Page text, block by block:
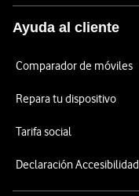
Ayuda al cliente
Comparador de móviles
Repara tu dispositivo
Tarifa social
Declaración Accesibilidad